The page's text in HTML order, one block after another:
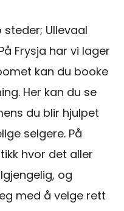
Ullevaal
Frysja har vi lager
kan du booke
Her kan du se
du blir hjulpet
selgere. På
hvor det aller
og
med å velge rett